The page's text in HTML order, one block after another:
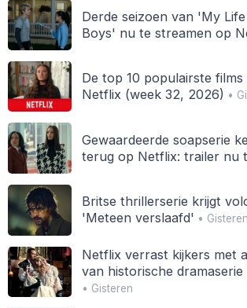
Derde seizoen van 'My
Boys' nu te streamen op
De top 10 populairste films
Netflix (week 32, 2026) •
Gewaardeerde soapserie
terug op Netflix: trailer nu
Britse thrillerserie krijgt
'Meteen verslaafd' • Gisteren
Netflix verrast kijkers met
van historische
• Gisteren